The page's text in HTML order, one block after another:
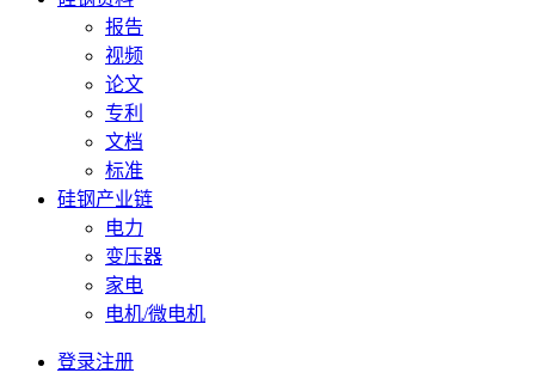
报告
视频
论文
专利
文档
标准
硅钢产业链
电力
变压器
家电
电机/微电机
登录注册